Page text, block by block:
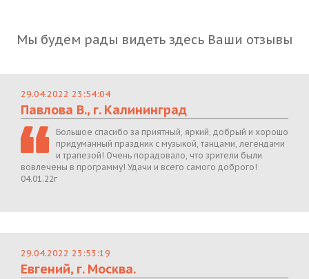
Мы будем рады видеть здесь Ваши отзывы
29.04.2022 23:54:04
Павлова В., г. Калининград
Большое спасибо за приятный, яркий, добрый и хорошо
придуманный праздник с музыкой, танцами, легендами
и трапезой! Очень порадовало, что зрители были
вовлечены в программу! Удачи и всего самого доброго!
04.01.22г
29.04.2022 23:53:19
Евгений, г. Москва.